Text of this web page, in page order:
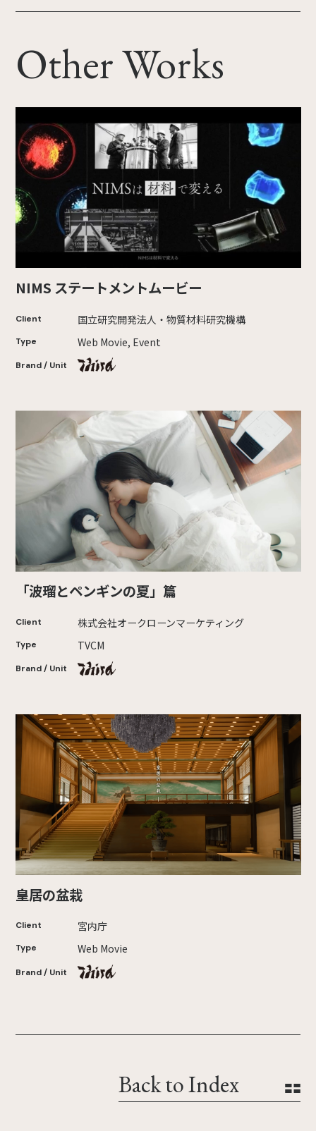
Other Works
NIMS ステートメントムービー
Client 国立研究開発法人・物質材料研究機構
Type Web Movie, Event
Brand / Unit
「波瑠とペンギンの夏」篇
Client 株式会社オークローンマーケティング
Type TVCM
Brand / Unit
皇居の盆栽
Client 宮内庁
Type Web Movie
Brand / Unit
Back to Index